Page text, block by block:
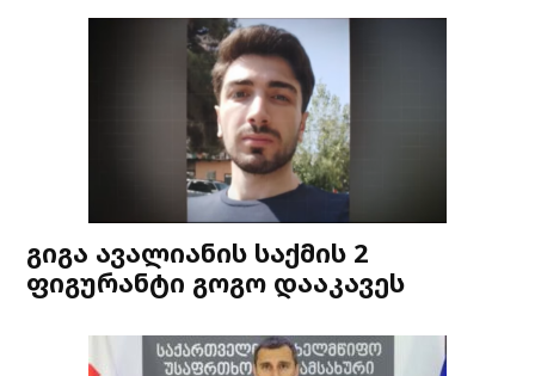
გიგა ავალიანის საქმის 2
ფიგურანტი გოგო დააკავეს